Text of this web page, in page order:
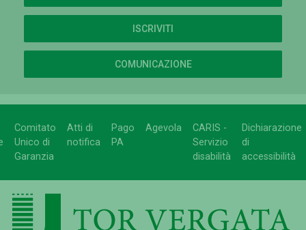
ISCRIVITI
COMUNICAZIONE
Comitato
Unico di
Garanzia
Atti di
notifica
Pago
PA
Agevola
CARIS -
Servizio
disabilità
Dichiarazione
di
accessibilità